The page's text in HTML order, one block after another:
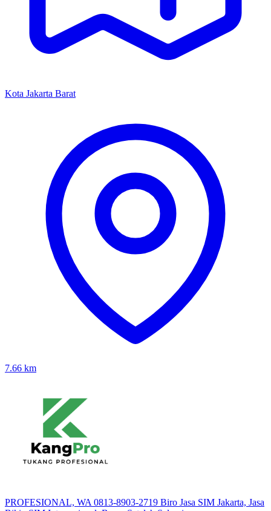
Kota Jakarta Barat
7.66 km
PROFESIONAL, WA 0813-8903-2719 Biro Jasa SIM Jakarta, Jasa